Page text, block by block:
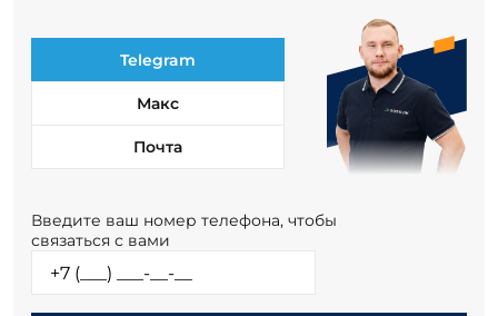
Telegram
Макс
Почта
Введите ваш номер телефона, чтобы
связаться с вами